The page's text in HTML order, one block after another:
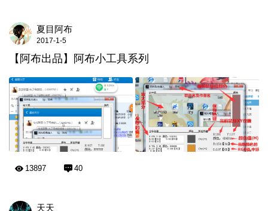
夏目阿布
2017-1-5
【阿布出品】阿布小工具系列
13897 40
天天